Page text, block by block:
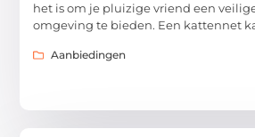
het is om je pluizige vriend een
omgeving te bieden. Een kattennet
Aanbiedingen